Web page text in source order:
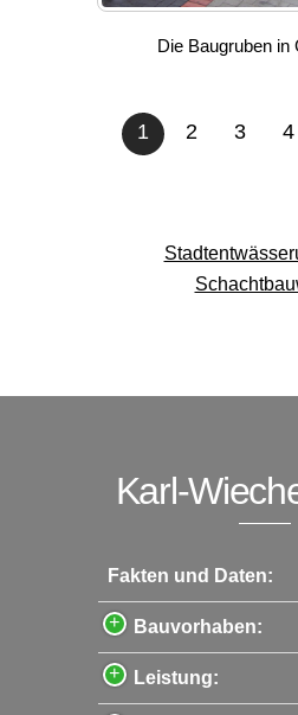
Die Baugruben in
1 2 3 4
Karl-
Fakten und Daten:
Bauvorhaben:
Leistung: